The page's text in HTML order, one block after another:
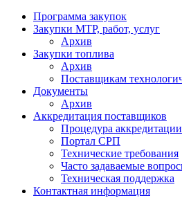
Программа закупок
Закупки МТР, работ, услуг
Архив
Закупки топлива
Архив
Поставщикам
Документы
Архив
Аккредитация поставщиков
Процедура аккредитации
Портал СРП
Технические требования
Часто задаваемые
Техническая поддержка
Контактная информация